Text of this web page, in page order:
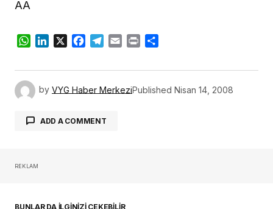
AA
WhatsApp
LinkedIn
X Facebook
Telegram
Email Print
by VYG Haber MerkeziPublished Nisan 14, 2008
ADD A COMMENT
REKLAM
BUNLAR DA İLGİNİZİ ÇEKEBİLİR